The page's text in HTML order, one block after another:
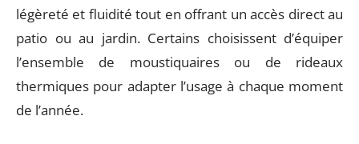
légèreté et fluidité tout en offrant un accès direct au
patio ou au jardin. Certains choisissent d’équiper
l’ensemble de moustiquaires ou de rideaux
thermiques pour adapter l’usage à chaque moment
de l’année.